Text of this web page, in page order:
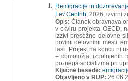
1. Remigracije in
Lev Centrih , 2026, izvirni
Opis: Članek obravnava
v okviru projekta OECD,
izzivi presežne delovne
novimi delovnimi mesti,
lasti. Projekt na koncu ni
– domotožja, izpolnjenih
poznega socializma pri
Ključne besede:
Objavljeno v RUP: